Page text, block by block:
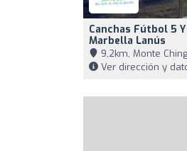
Canchas Fútbol 5
Marbella Lanús
9,2km, Monte
Ver dirección y